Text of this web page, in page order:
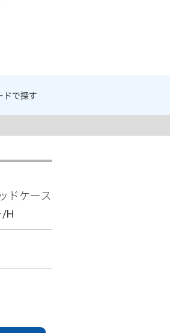
ドで探す
ドケース
/H